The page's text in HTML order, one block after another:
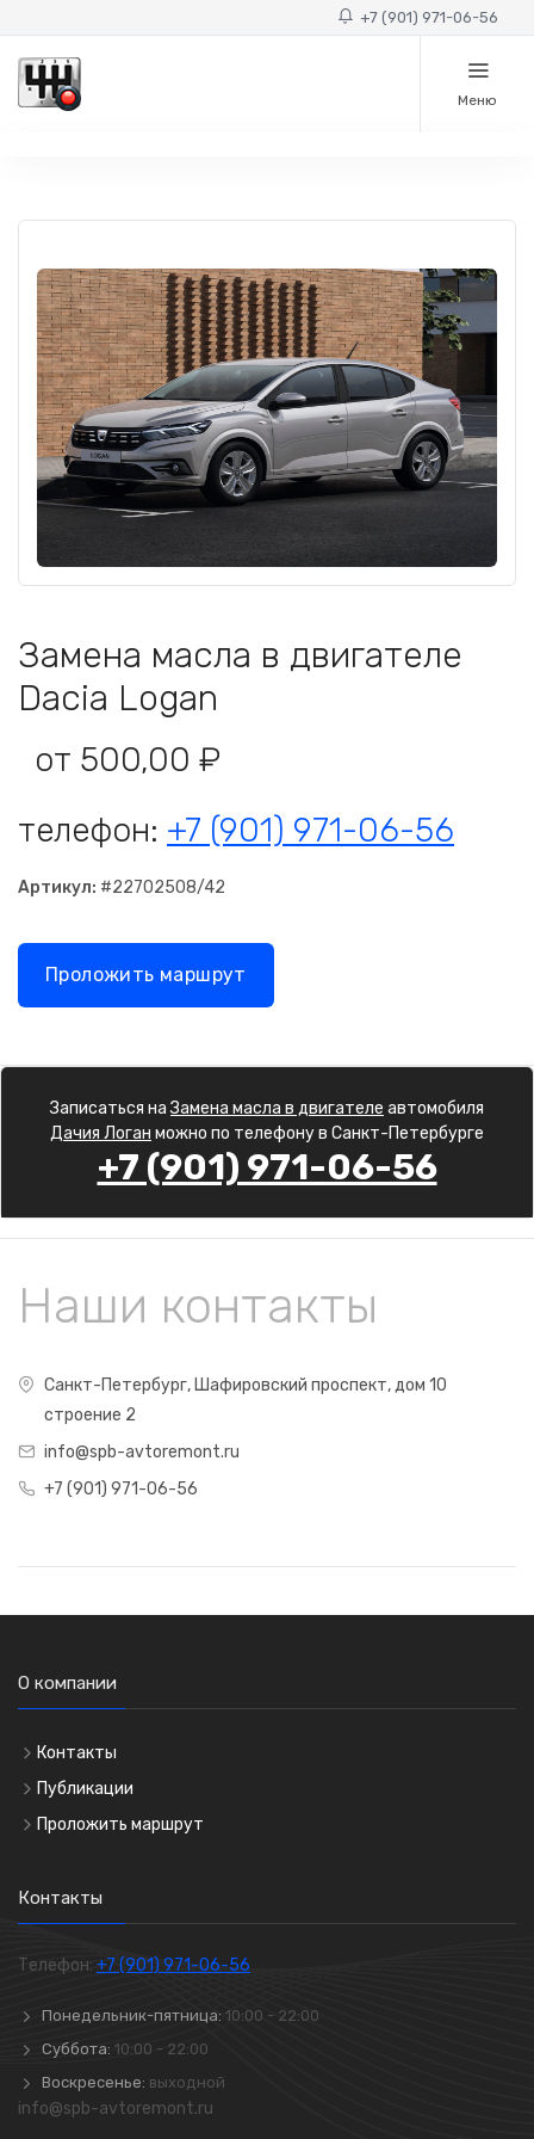
+7 (901) 971-06-56
Меню
Замена масла в двигателе
Dacia Logan
от 500,00 ₽
телефон: +7 (901) 971-06-56
Артикул: #22702508/42
Проложить маршрут
Записаться наЗамена масла в двигателе автомобиля
Дачия Логан можно по телефону в Санкт-Петербурге
+7 (901) 971-06-56
Наши контакты
Санкт-Петербург, Шафировский проспект, дом 10
строение 2
info@spb-avtoremont.ru
+7 (901) 971-06-56
О компании
Контакты
Публикации
Проложить маршрут
Контакты
Телефон: +7 (901) 971-06-56
Понедельник-пятница: 10:00 - 22:00
Суббота: 10:00 - 22:00
Воскресенье: выходной
info@spb-avtoremont.ru